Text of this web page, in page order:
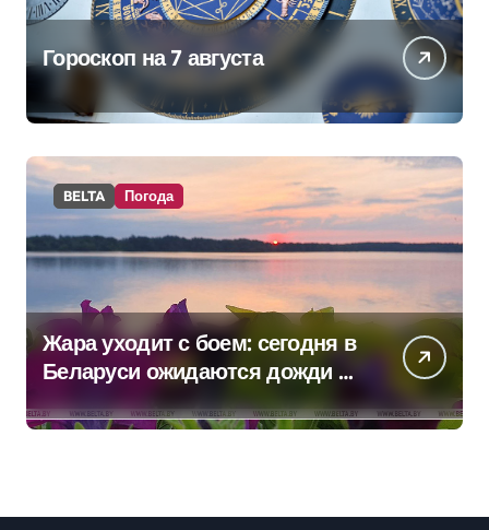
Гороскоп на 7 августа
BELTA Погода
Жара уходит с боем: сегодня в
Беларуси ожидаются дожди и
грозы